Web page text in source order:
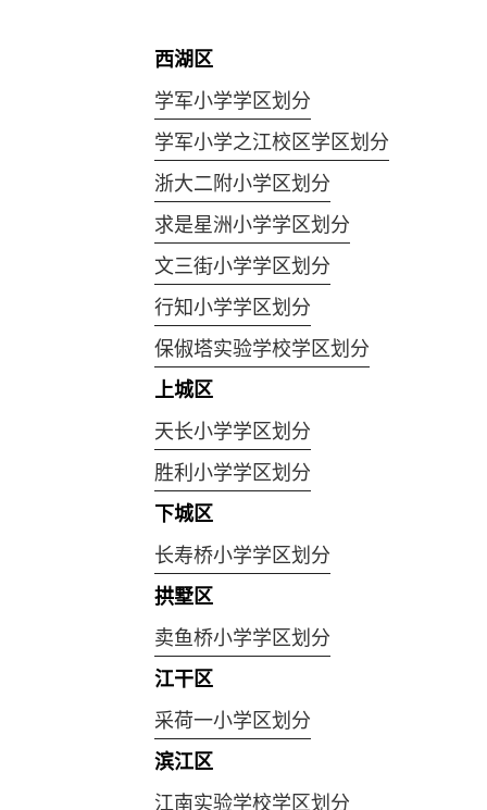
西湖区
学军小学学区划分
学军小学之江校区学区划分
浙大二附小学区划分
求是星洲小学学区划分
文三街小学学区划分
行知小学学区划分
保俶塔实验学校学区划分
上城区
天长小学学区划分
胜利小学学区划分
下城区
长寿桥小学学区划分
拱墅区
卖鱼桥小学学区划分
江干区
采荷一小学区划分
滨江区
江南实验学校学区划分